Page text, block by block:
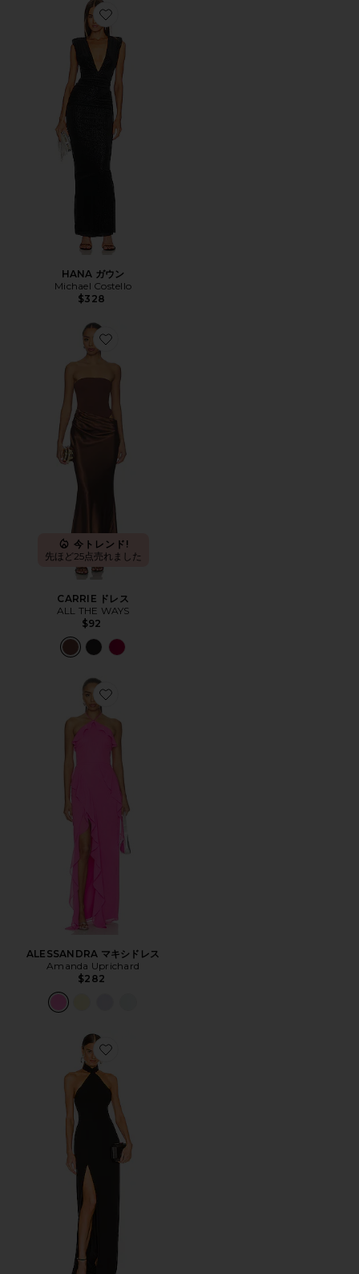
Favorite HANA ガウン
HANA ガウン
Michael Costello
$328
Favorite CARRIE ドレス
今トレンド!
先ほど25点売れました
CARRIE ドレス
ALL THE WAYS
$92
Favorite ALESSANDRA マキシドレス
ALESSANDRA マキシドレス
Amanda Uprichard
$282
Favorite QUEEN ガウン